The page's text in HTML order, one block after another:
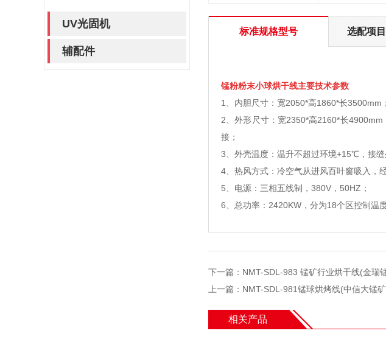
UV光固机
辅配件
标准规格型号 选配项目
锰粉粉末小球烘干线主要技术参数
1、内胆尺寸：宽2050*高1860*长3500mm；
2、外形尺寸：宽2350*高2160*长
接；
3、外壳温度：温升不超过环境+15℃，接缝
4、热风方式：冷空气从进风百叶窗吸入，
5、电源：三相五线制，380V，50HZ；
6、总功率：2420KW，分为18个区控制温
下一篇 ： NMT-SDL-983 锰矿行业烘干线(金瑞
上一篇 ： NMT-SDL-981锰球烘烤线(中信大锰
相关产品